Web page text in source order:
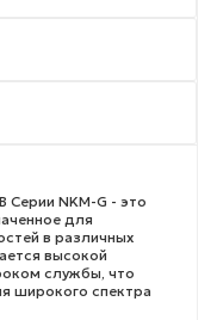
Серии NKM-G - это
для
в различных
высокой
службы, что
широкого спектра